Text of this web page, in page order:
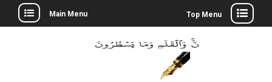
Skip
to
Main Menu Top Menu
TwitterFacebook
LinkedIn